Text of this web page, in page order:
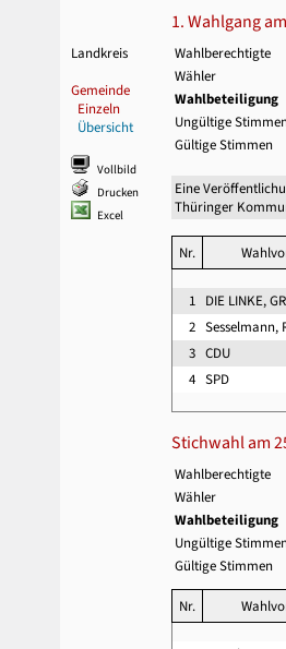
Landkreis
Gemeinde
Einzeln
Übersicht
Vollbild
Drucken
Excel
1. Wahlgang
Wahlberechtigte
Wähler
Wahlbeteiligung
Ungültige
Gültige Stimmen
Eine
Thüringer
Nr.
1 DIE LINKE,
2 Sesselmann,
3 CDU
4 SPD
Stichwahl am
Wahlberechtigte
Wähler
Wahlbeteiligung
Ungültige
Gültige Stimmen
Nr.